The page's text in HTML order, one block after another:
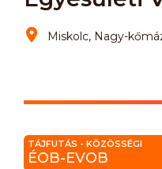
Miskolc, Nagy-
TÁJFUTÁS - KÖZÖSSÉGI
ÉOB-EVOB